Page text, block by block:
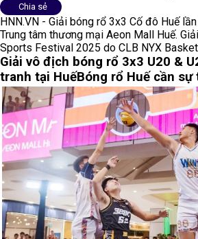
Chia sẻ
HNN.VN - Giải bóng rổ 3x3 Cố đô Huế
Trung tâm thương mại Aeon Mall Huế.
Sports Festival 2025 do CLB NYX
Giải vô địch bóng rổ 3x3 U20 &
tranh tại HuếBóng rổ Huế cần sự